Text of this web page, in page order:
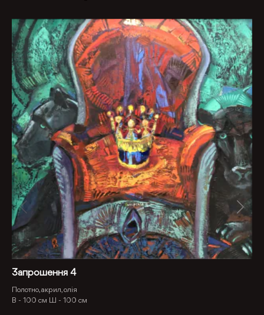
Запрошення 4
Полотно, акрил, олія
В - 100 см Ш - 100 см